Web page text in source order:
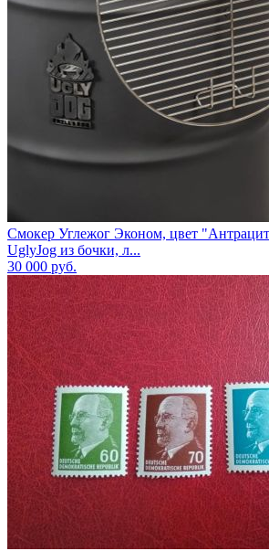
Смокер Углежог Эконом, цвет
UglyJog из бочки, л...
30 000 руб.